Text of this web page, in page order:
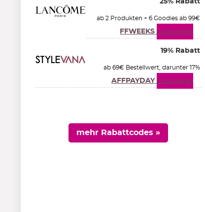
25% Rabatt
ab 2 Produkten + 6 Goodies ab 99€
FFWEEKS Code zeigen
19% Rabatt
ab 69€ Bestellwert, darunter 17%
AFFPAYDAY Code zeigen
mehr Rabattcodes »